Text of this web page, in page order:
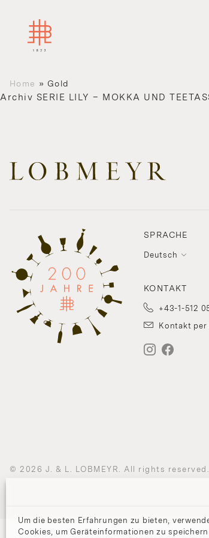
Um die besten Erfahrungen zu bieten,
Cookies, um Geräteinformationen zu
Home » Gold
Archiv SERIE LILY – MOKKA UND
SPRACHE
Deutsch
KONTAKT
+43-1-512
Kontakt per
© 2026 J. & L. LOBMEYR. All rights reserved.